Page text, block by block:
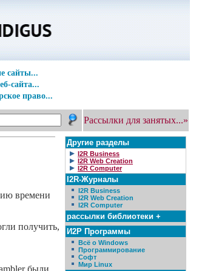
сайты...
сайта...
право...
Рассылки для занятых...»
времени
получить,
Другие разделы
I2R Business
I2R Web Creation
I2R Computer
I2R-Журналы
I2R Business
I2R Web Creation
I2R Computer
рассылки библиотеки +
И2Р Программы
Всё о Windows
Программирование
Софт
Мир Linux